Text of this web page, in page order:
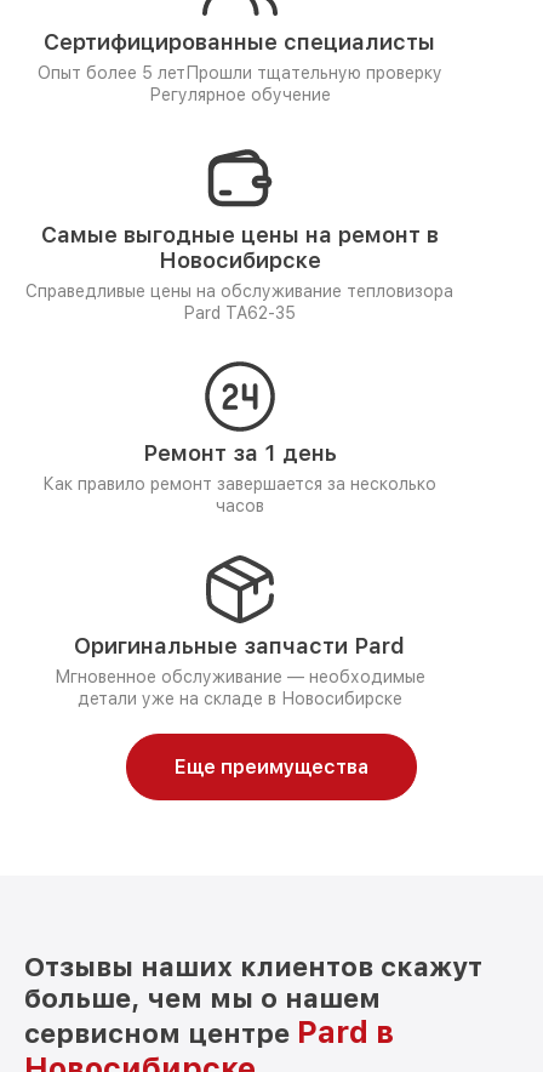
Сертифицированные специалисты
Опыт более 5 лет Прошли тщательную проверку
Регулярное обучение
Самые выгодные цены на ремонт в
Новосибирске
Справедливые цены на обслуживание тепловизора
Pard TA62-35
Ремонт за 1 день
Как правило ремонт завершается за несколько
часов
Оригинальные запчасти Pard
Мгновенное обслуживание — необходимые
детали уже на складе в Новосибирске
Еще преимущества
Отзывы наших клиентов скажут
больше, чем мы о нашем
сервисном центре Pard в